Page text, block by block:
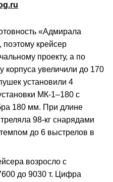
«Адмирала
поэтому крейсер
проекту, а по
корпуса увеличили до 170
установили 4
МК-1–180 с
180 мм. При длине
98-кг снарядами
до 6 выстрелов в
возросло с
до 9030 т. Цифра